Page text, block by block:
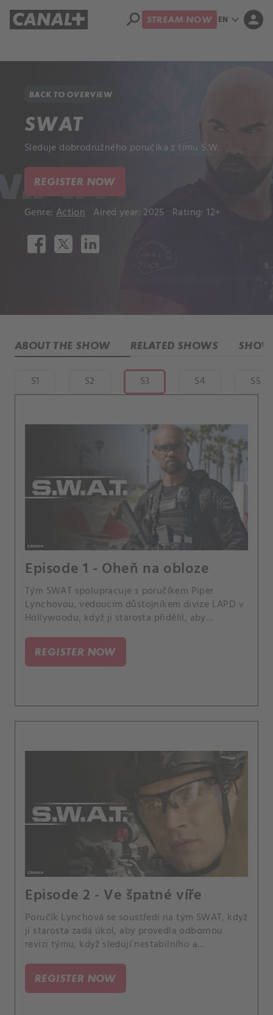
search STREAM NOW EN expand_more person
BACK TO OVERVIEW
SWAT
Sleduje dobrodružného poručíka z tímu S.W.
REGISTER NOW
Genre: Action Aired year: 2025 Rating: 12+
ABOUT THE SHOW RELATED SHOWS
S1 S2 S3 S4 S5
Episode 1 - Oheň na obloze
Tým SWAT spolupracuje s poručíkem Piper
Lynchovou, vedoucím důstojníkem divize LAPD v
Hollywoodu, když ji starosta přidělil, aby
aby zastavili bombového útočníka používajícího
drony. Stejně jako se Hondo usiluje o právní
opatrovnictví mladistvého Darryla, jeho domácí
REGISTER NOW
Episode 2 - Ve špatné víře
Poručík Lynchová se soustředí na tým SWAT, když
jí starosta zadá úkol, aby provedla odbornou
revizi týmu, když sledují nestabilního a
soudného dne. Mezitím Luca žádá člený týmu,
aby investovali dojeho nového projektu,
guatemalského potravinového vozu.
REGISTER NOW